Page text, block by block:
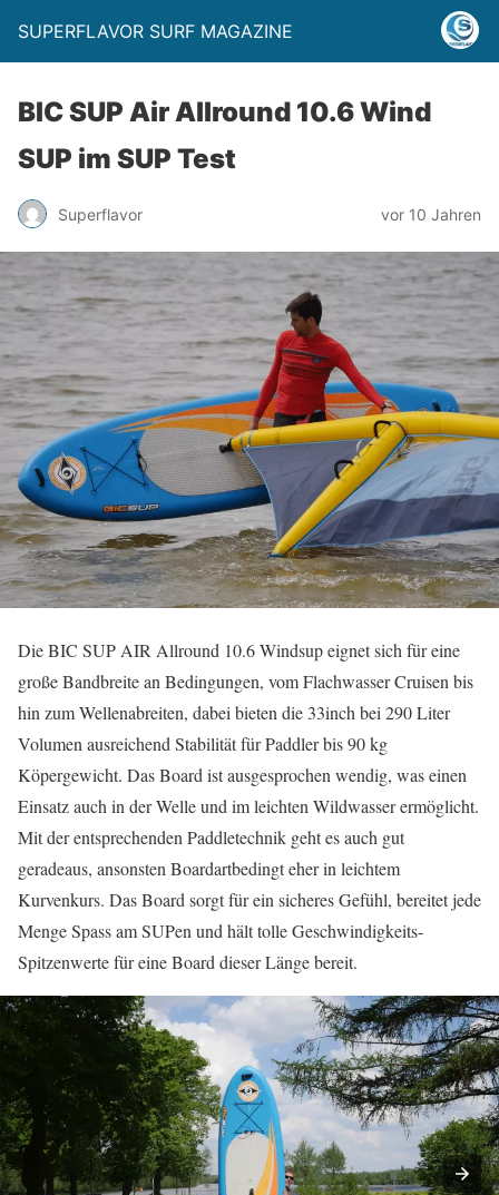
SUPERFLAVOR SURF MAGAZINE
BIC SUP Air Allround 10.6 Wind
SUP im SUP Test
Superflavor vor 10 Jahren
Die BIC SUP AIR Allround 10.6 Windsup eignet sich für eine
große Bandbreite an Bedingungen, vom Flachwasser Cruisen bis
hin zum Wellenabreiten, dabei bieten die 33inch bei 290 Liter
Volumen ausreichend Stabilität für Paddler bis 90 kg
Köpergewicht. Das Board ist ausgesprochen wendig, was einen
Einsatz auch in der Welle und im leichten Wildwasser ermöglicht.
Mit der entsprechenden Paddletechnik geht es auch gut
geradeaus, ansonsten Boardartbedingt eher in leichtem
Kurvenkurs. Das Board sorgt für ein sicheres Gefühl, bereitet jede
Menge Spass am SUPen und hält tolle Geschwindigkeits-
Spitzenwerte für eine Board dieser Länge bereit.